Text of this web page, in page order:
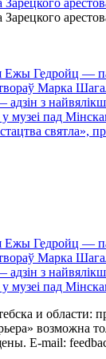
Ежы Гедройц —
Марка
з
музеі пад
святла»,
Ежы Гедройц —
Марка
з
музеі пад
и области:
возможна
E-mail: